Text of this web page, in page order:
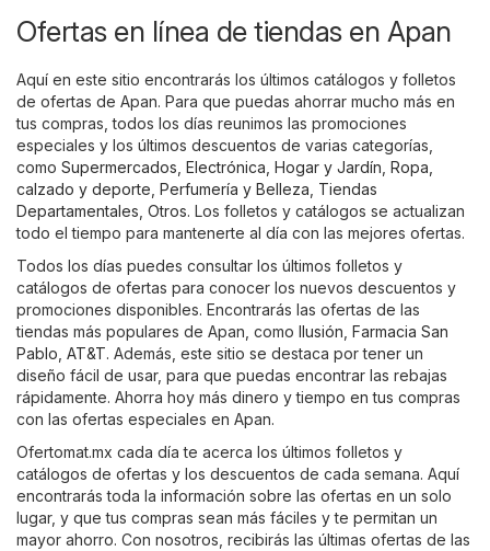
Ofertas en línea de tiendas en Apan
Aquí en este sitio encontrarás los últimos catálogos y folletos
de ofertas de Apan. Para que puedas ahorrar mucho más en
tus compras, todos los días reunimos las promociones
especiales y los últimos descuentos de varias categorías,
como Supermercados Electrónica Hogar y Jardín Ropa,
calzado y deporte Perfumería y Belleza Tiendas
Departamentales Otros. Los folletos y catálogos se actualizan
todo el tiempo para mantenerte al día con las mejores ofertas.
Todos los días puedes consultar los últimos folletos y
catálogos de ofertas para conocer los nuevos descuentos y
promociones disponibles. Encontrarás las ofertas de las
tiendas más populares de Apan, como Ilusión Farmacia San
Pablo AT&T. Además, este sitio se destaca por tener un
diseño fácil de usar, para que puedas encontrar las rebajas
rápidamente. Ahorra hoy más dinero y tiempo en tus compras
con las ofertas especiales en Apan.
Ofertomat.mx cada día te acerca los últimos folletos y
catálogos de ofertas y los descuentos de cada semana. Aquí
encontrarás toda la información sobre las ofertas en un solo
lugar, y que tus compras sean más fáciles y te permitan un
mayor ahorro. Con nosotros, recibirás las últimas ofertas de las